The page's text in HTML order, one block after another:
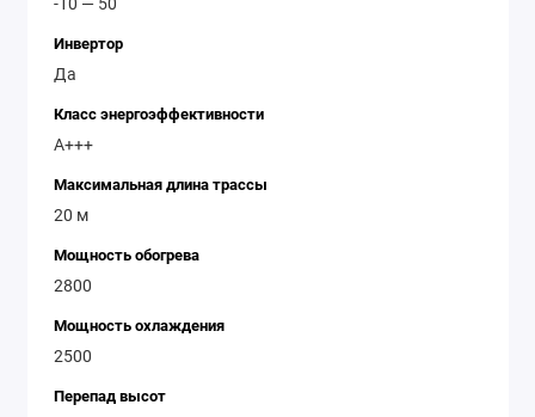
Инвертор
Да
Класс энергоэффективности
A+++
Максимальная длина трассы
20 м
Мощность обогрева
2800
Мощность охлаждения
2500
Перепад высот